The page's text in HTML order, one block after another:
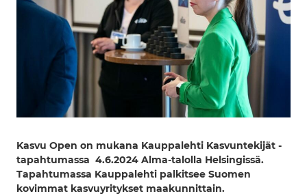
Kasvu Open on mukana Kauppalehti Kasvuntekijät -
tapahtumassa 4.6.2024 Alma-talolla Helsingissä.
Tapahtumassa Kauppalehti palkitsee Suomen
kovimmat kasvuyritykset maakunnittain.